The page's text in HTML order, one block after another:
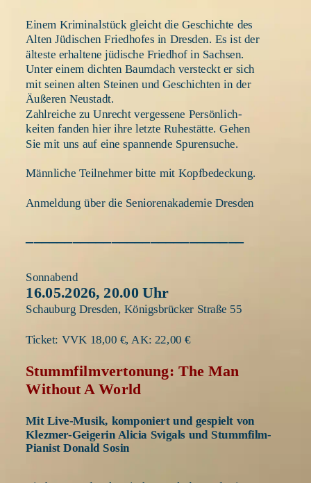
Einem Kriminalstück gleicht die Geschichte des
Alten Jüdischen Friedhofes in Dresden. Es ist der
älteste erhaltene jüdische Friedhof in Sachsen.
Unter einem dichten Baumdach versteckt er sich
mit seinen alten Steinen und Geschichten in der
Äußeren Neustadt.
Zahlreiche zu Unrecht vergessene Persönlich-
keiten fanden hier ihre letzte Ruhestätte. Gehen
Sie mit uns auf eine spannende Spurensuche.
Männliche Teilnehmer bitte mit Kopfbedeckung.
Anmeldung über die Seniorenakademie Dresden
Sonnabend
16.05.2026, 20.00 Uhr
Schauburg Dresden, Königsbrücker Straße 55
Ticket: VVK 18,00 €, AK: 22,00 €
Stummfilmvertonung: The Man
Without A World
Mit Live-Musik, komponiert und gespielt von
Klezmer-Geigerin Alicia Svigals und Stummfilm-
Pianist Donald Sosin